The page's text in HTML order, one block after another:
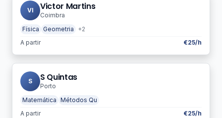
VI Victor Martins
Coimbra
Física
Geometria
+2
A partir
€25/h
S S Quintas
Porto
Matemática Métodos Qu
A partir
€25/h